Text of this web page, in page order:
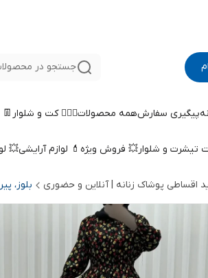
جستجو در
پیگیری سفارشهمه محصولات🤵🏻‍♀️ کت و شلوار 👖
تیشرت و شلوار💥 فروش ویژه 💄 لوازم آرایشی💥
اقساطی پوشاک زنانه | آنلاین و حضوری بلوز،